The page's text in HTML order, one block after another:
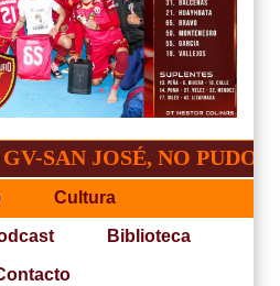
JOSÉ, NO PUDO CON
Cultura
Biblioteca